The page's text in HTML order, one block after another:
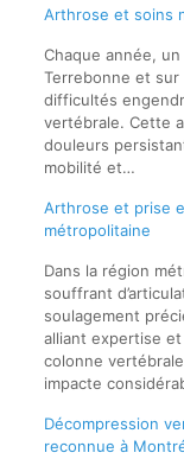
Arthrose et soins
Chaque année,
Terrebonne et
difficultés
vertébrale. Cette
douleurs
mobilité et…
Arthrose et prise
métropolitaine
Dans la région
souffrant
soulagement
alliant expertise et
colonne
impacte
Décompression
reconnue à